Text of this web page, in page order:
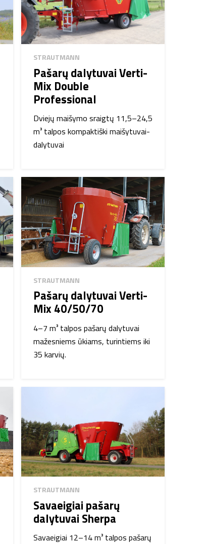
STRAUTMANN
Pašarų dalytuvai Verti-
Mix Double
Professional
Dviejų maišymo sraigtų 11,5–24,5
m³ talpos kompaktiški maišytuvai-
dalytuvai
STRAUTMANN
Pašarų dalytuvai Verti-
Mix 40/50/70
4–7 m³ talpos pašarų dalytuvai
mažesniems ūkiams, turintiems iki
35 karvių.
STRAUTMANN
Savaeigiai pašarų
dalytuvai Sherpa
Savaeigiai 12–14 m³ talpos pašarų